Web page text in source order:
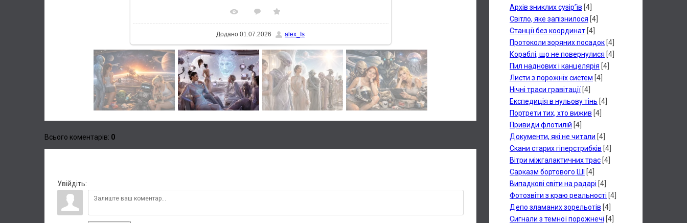
У реальному розмірі 1600x900
Додано 01.07.2026 alex_Is
Всього коментарів: 0
Увійдіть:
Архів зниклих сузір’їв [4]
Світло, яке запізнилося [4]
Станції без координат [4]
Протоколи зоряних посадок [4]
Кораблі, що не повернулися [4]
Пил наднових і канцелярія [4]
Листи з порожніх систем [4]
Нічні траси гравітації [4]
Експедиція в нульову тінь [4]
Портрети тих, хто вижив [4]
Привиди флотилій [4]
Документи, які не читали [4]
Скани старих гіперстрибків [4]
Вітри міжгалактичних трас [4]
Сарказм бортового ШІ
[4]
Випадкові світи на радарі [4]
Фотозвіти з краю реальності [4]
Депо зламаних зорельотів [4]
Сигнали з темної порожнечі [4]